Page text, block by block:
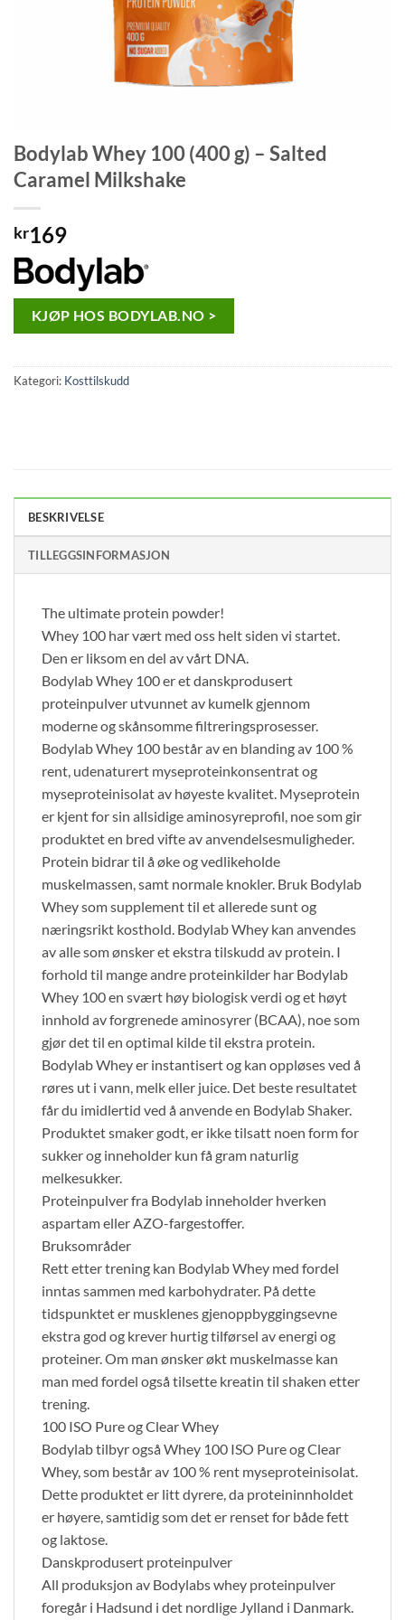
Bodylab Whey 100 (400 g) – Salted
Caramel Milkshake
kr169
KJØP HOS BODYLAB.NO >
Kategori: Kosttilskudd
BESKRIVELSE
TILLEGGSINFORMASJON
The ultimate protein powder!
Whey 100 har vært med oss helt siden vi startet.
Den er liksom en del av vårt DNA.
Bodylab Whey 100 er et danskprodusert
proteinpulver utvunnet av kumelk gjennom
moderne og skånsomme filtreringsprosesser.
Bodylab Whey 100 består av en blanding av 100 %
rent, udenaturert myseproteinkonsentrat og
myseproteinisolat av høyeste kvalitet. Myseprotein
er kjent for sin allsidige aminosyreprofil, noe som gir
produktet en bred vifte av anvendelsesmuligheder.
Protein bidrar til å øke og vedlikeholde
muskelmassen, samt normale knokler. Bruk Bodylab
Whey som supplement til et allerede sunt og
næringsrikt kosthold. Bodylab Whey kan anvendes
av alle som ønsker et ekstra tilskudd av protein. I
forhold til mange andre proteinkilder har Bodylab
Whey 100 en svært høy biologisk verdi og et høyt
innhold av forgrenede aminosyrer (BCAA), noe som
gjør det til en optimal kilde til ekstra protein.
Bodylab Whey er instantisert og kan oppløses ved å
røres ut i vann, melk eller juice. Det beste resultatet
får du imidlertid ved å anvende en Bodylab Shaker.
Produktet smaker godt, er ikke tilsatt noen form for
sukker og inneholder kun få gram naturlig
melkesukker.
Proteinpulver fra Bodylab inneholder hverken
aspartam eller AZO-fargestoffer.
Bruksområder
Rett etter trening kan Bodylab Whey med fordel
inntas sammen med karbohydrater. På dette
tidspunktet er musklenes gjenoppbyggingsevne
ekstra god og krever hurtig tilførsel av energi og
proteiner. Om man ønsker økt muskelmasse kan
man med fordel også tilsette kreatin til shaken etter
trening.
100 ISO Pure og Clear Whey
Bodylab tilbyr også Whey 100 ISO Pure og Clear
Whey, som består av 100 % rent myseproteinisolat.
Dette produktet er litt dyrere, da proteininnholdet
er høyere, samtidig som det er renset for både fett
og laktose.
Danskprodusert proteinpulver
All produksjon av Bodylabs whey proteinpulver
foregår i Hadsund i det nordlige Jylland i Danmark.